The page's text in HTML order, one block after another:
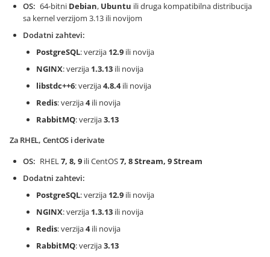
OS
64-bitni Debian, Ubuntu ili druga kompatibilna distribucija
sa kernel verzijom 3.13 ili novijom
Dodatni zahtevi
PostgreSQL: verzija 12.9 ili novija
NGINX: verzija 1.3.13 ili novija
libstdc++6: verzija4.8.4ili novija
Redis: verzija4ili novija
RabbitMQ: verzija3.13
Za RHEL, CentOS i derivate
OS
RHEL7, 8, 9 ili CentOS7, 8 Stream, 9 Stream
Dodatni zahtevi
PostgreSQL: verzija 12.9 ili novija
NGINX: verzija 1.3.13 ili novija
Redis: verzija4ili novija
RabbitMQ: verzija3.13